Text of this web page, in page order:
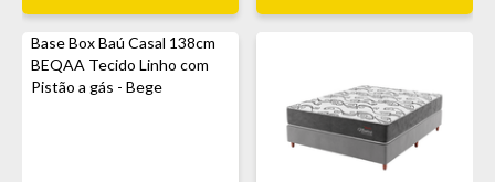
Base Box Baú Casal 138cm
BEQAA Tecido Linho com
Pistão a gás - Bege